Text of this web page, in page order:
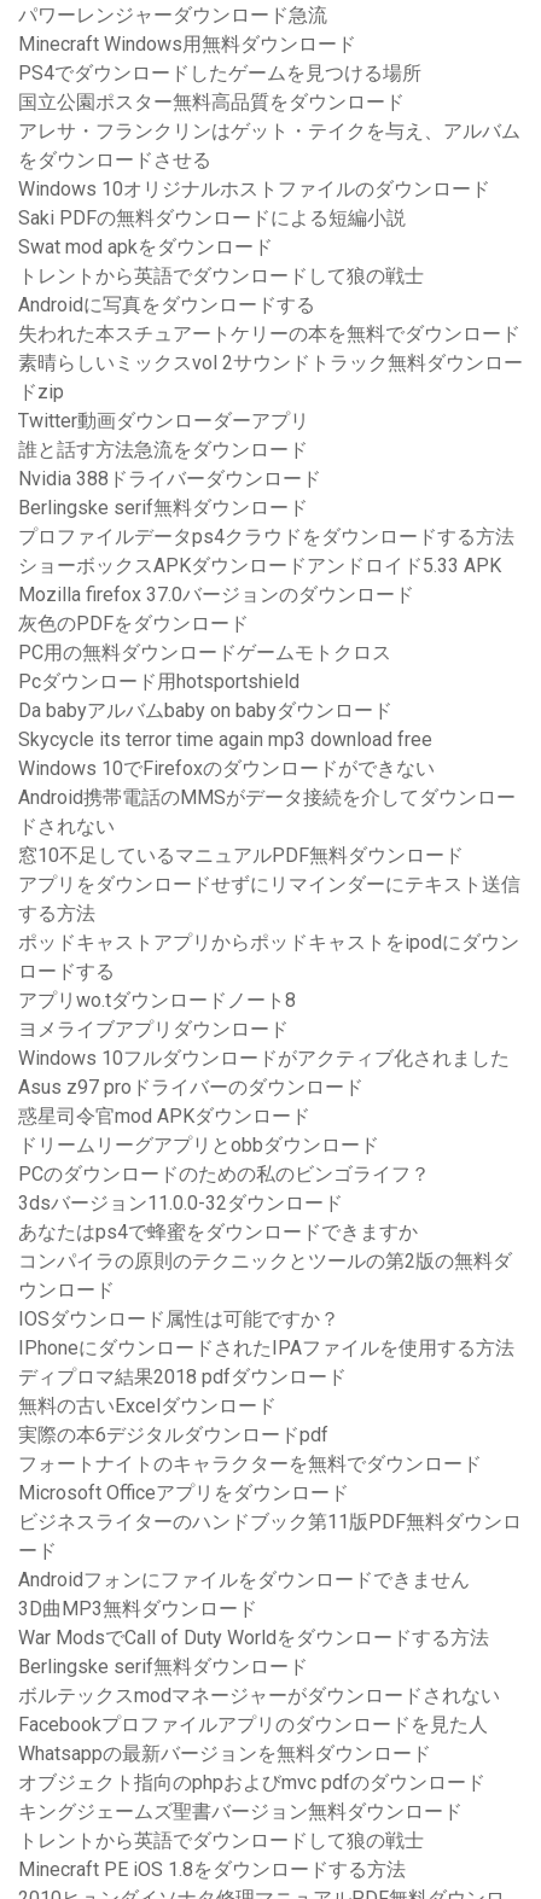
パワーレンジャーダウンロード急流
Minecraft Windows用無料ダウンロード
PS4でダウンロードしたゲームを見つける場所
国立公園ポスター無料高品質をダウンロード
アレサ・フランクリンはゲット・テイクを与え、アルバム
をダウンロードさせる
Windows 10オリジナルホストファイルのダウンロード
Saki PDFの無料ダウンロードによる短編小説
Swat mod apkをダウンロード
トレントから英語でダウンロードして狼の戦士
Androidに写真をダウンロードする
失われた本スチュアートケリーの本を無料でダウンロード
素晴らしいミックスvol 2サウンドトラック無料ダウンロー
ドzip
Twitter動画ダウンローダーアプリ
誰と話す方法急流をダウンロード
Nvidia 388ドライバーダウンロード
Berlingske serif無料ダウンロード
プロファイルデータps4クラウドをダウンロードする方法
ショーボックスAPKダウンロードアンドロイド5.33 APK
Mozilla firefox 37.0バージョンのダウンロード
灰色のPDFをダウンロード
PC用の無料ダウンロードゲームモトクロス
Pcダウンロード用hotsportshield
Da babyアルバムbaby on babyダウンロード
Skycycle its terror time again mp3 download free
Windows 10でFirefoxのダウンロードができない
Android携帯電話のMMSがデータ接続を介してダウンロー
ドされない
窓10不足しているマニュアルPDF無料ダウンロード
アプリをダウンロードせずにリマインダーにテキスト送信
する方法
ポッドキャストアプリからポッドキャストをipodにダウン
ロードする
アプリwo.tダウンロードノート8
ヨメライブアプリダウンロード
Windows 10フルダウンロードがアクティブ化されました
Asus z97 proドライバーのダウンロード
惑星司令官mod APKダウンロード
ドリームリーグアプリとobbダウンロード
PCのダウンロードのための私のビンゴライフ？
3dsバージョン11.0.0-32ダウンロード
あなたはps4で蜂蜜をダウンロードできますか
コンパイラの原則のテクニックとツールの第2版の無料ダ
ウンロード
IOSダウンロード属性は可能ですか？
IPhoneにダウンロードされたIPAファイルを使用する方法
ディプロマ結果2018 pdfダウンロード
無料の古いExcelダウンロード
実際の本6デジタルダウンロードpdf
フォートナイトのキャラクターを無料でダウンロード
Microsoft Officeアプリをダウンロード
ビジネスライターのハンドブック第11版PDF無料ダウンロ
ード
Androidフォンにファイルをダウンロードできません
3D曲MP3無料ダウンロード
War ModsでCall of Duty Worldをダウンロードする方法
Berlingske serif無料ダウンロード
ボルテックスmodマネージャーがダウンロードされない
Facebookプロファイルアプリのダウンロードを見た人
Whatsappの最新バージョンを無料ダウンロード
オブジェクト指向のphpおよびmvc pdfのダウンロード
キングジェームズ聖書バージョン無料ダウンロード
トレントから英語でダウンロードして狼の戦士
Minecraft PE iOS 1.8をダウンロードする方法